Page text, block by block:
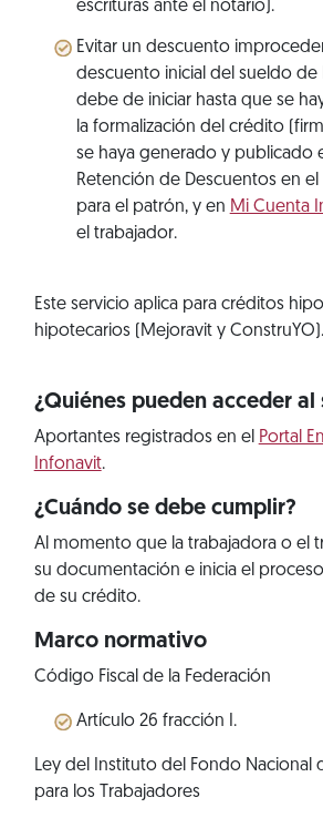
escrituras ante el notario).
Evitar un descuento
descuento inicial del sueldo de
debe de iniciar hasta que se
la formalización del crédito
se haya generado y publicado
Retención de Descuentos en el
para el patrón, y en Mi Cuenta
el trabajador.
Este servicio aplica para créditos
hipotecarios (Mejoravit y ConstruYO).
¿Quiénes pueden acceder al
Aportantes registrados en el Portal
Infonavit.
¿Cuándo se debe cumplir?
Al momento que la trabajadora o el
su documentación e inicia el
de su crédito.
Marco normativo
Código Fiscal de la Federación
Artículo 26 fracción I.
Ley del Instituto del Fondo Nacional
para los Trabajadores